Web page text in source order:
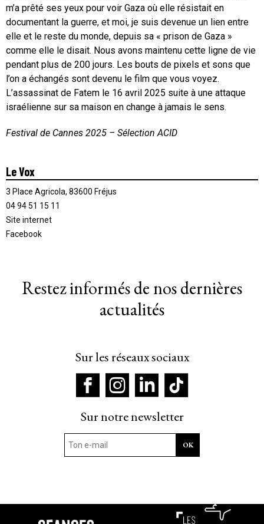
m’a prêté ses yeux pour voir Gaza où elle résistait en
documentant la guerre, et moi, je suis devenue un lien entre
elle et le reste du monde, depuis sa « prison de Gaza »
comme elle le disait. Nous avons maintenu cette ligne de vie
pendant plus de 200 jours. Les bouts de pixels et sons que
l’on a échangés sont devenu le film que vous voyez.
L’assassinat de Fatem le 16 avril 2025 suite à une attaque
israélienne sur sa maison en change à jamais le sens.
Festival de Cannes 2025 – Sélection ACID
Le Vox
3 Place Agricola, 83600 Fréjus
04 94 51 15 11
Site internet
Facebook
Restez informés de nos dernières
actualités
Sur les réseaux sociaux
Sur notre newsletter